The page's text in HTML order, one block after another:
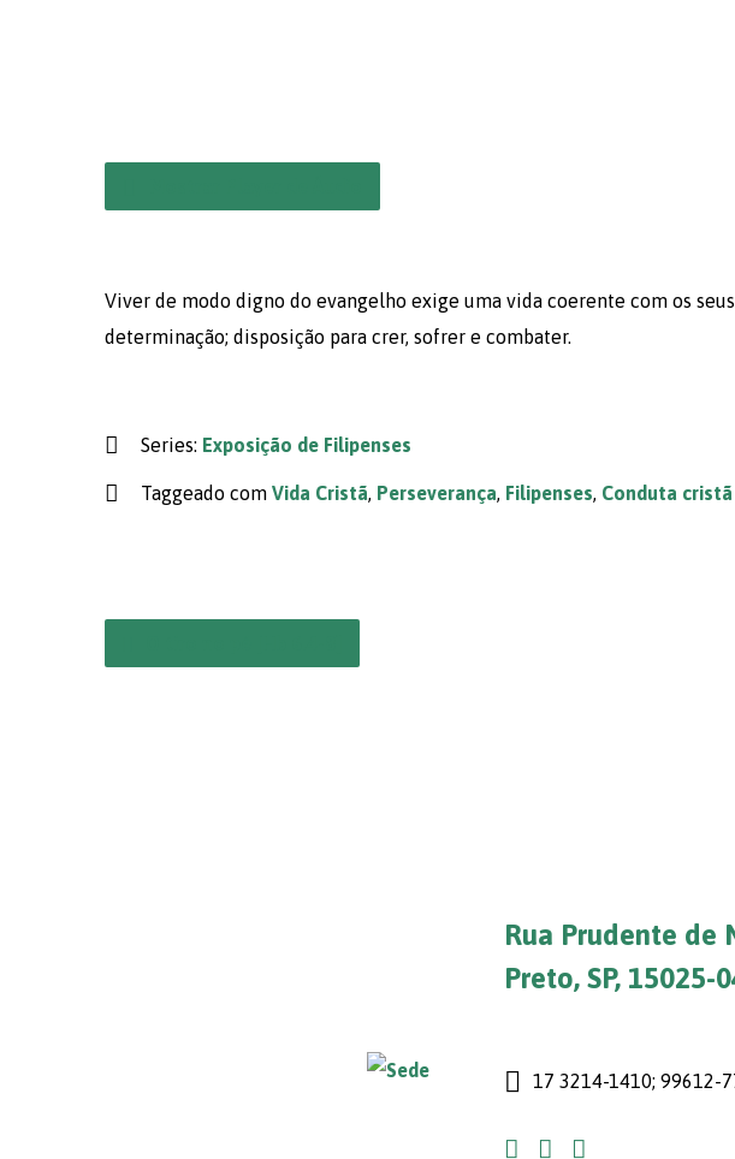
Viver de modo digno do evangelho exige uma vida coerente com os
determinação; disposição para crer, sofrer e combater.
Series: Exposição de Filipenses
Taggeado com Vida Cristã, Perseverança, Filipenses, Conduta cristã
Rua Prudente de
Preto, SP, 15025-
17 3214-1410; 99612-